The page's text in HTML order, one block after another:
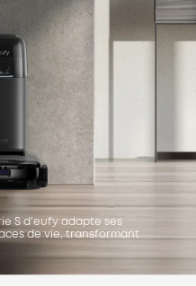
S d'eufy adapte ses
de vie, transformant